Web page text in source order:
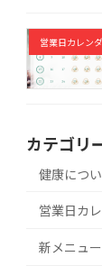
営業日カレン
カテゴリ
健康につ
営業日カ
新メニュー